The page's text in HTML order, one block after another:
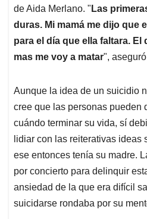
de Aida Merlano. " Las
duras. Mi mamá me dijo que
para el día que ella faltara. El
mas me voy a matar",
Aunque la idea de un suicidio
cree que las personas pueden
cuándo terminar su vida, sí
lidiar con las reiterativas ideas
ese entonces tenía su madre.
por concierto para delinquir
ansiedad de la que era difícil
suicidarse rondaba por su